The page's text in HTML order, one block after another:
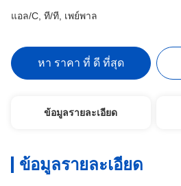
แอล/C, ที/ที, เพย์พาล
หา ราคา ที่ ดี ที่สุด
ข้อมูลรายละเอียด
ข้อมูลรายละเอียด